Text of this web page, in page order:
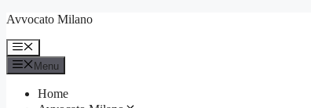
Vai
contenuto
Avvocato Milano
Menu
Menu
Home